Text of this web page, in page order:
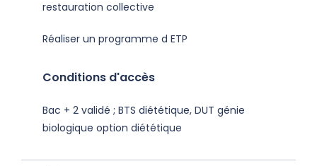
restauration collective
Réaliser un programme d ETP
Conditions d'accès
Bac + 2 validé ; BTS diététique, DUT génie
biologique option diététique